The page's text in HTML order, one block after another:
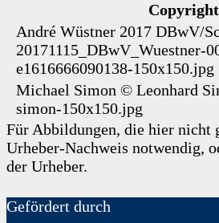
Copyright
André Wüstner 2017 DBwV/
20171115_DBwV_Wuestner-
e1616666090138-150x150.jpg
Michael Simon © Leonhard
simon-150x150.jpg
Für Abbildungen, die hier nicht
Urheber-Nachweis notwendig,
der Urheber.
Gefördert durch